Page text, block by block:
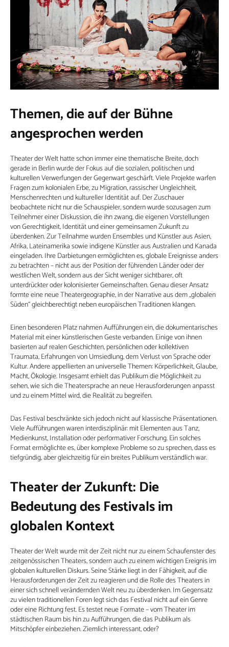
Themen, die auf der Bühne
angesprochen werden
Theater der Welt hatte schon immer eine thematische Breite, doch
gerade in Berlin wurde der Fokus auf die sozialen, politischen und
kulturellen Verwerfungen der Gegenwart geschärft. Viele Projekte warfen
Fragen zum kolonialen Erbe, zu Migration, rassischer Ungleichheit,
Menschenrechten und kultureller Identität auf. Der Zuschauer
beobachtete nicht nur die Schauspieler, sondern wurde sozusagen zum
Teilnehmer einer Diskussion, die ihn zwang, die eigenen Vorstellungen
von Gerechtigkeit, Identität und einer gemeinsamen Zukunft zu
überdenken. Zur Teilnahme wurden Ensembles und Künstler aus Asien,
Afrika, Lateinamerika sowie indigene Künstler aus Australien und Kanada
eingeladen. Ihre Darbietungen ermöglichten es, globale Ereignisse anders
zu betrachten – nicht aus der Position der führenden Länder oder der
westlichen Welt, sondern aus der Sicht weniger sichtbarer, oft
unterdrückter oder kolonisierter Gemeinschaften. Genau dieser Ansatz
formte eine neue Theatergeographie, in der Narrative aus dem „globalen
Süden“ gleichberechtigt neben europäischen Traditionen klangen.
Einen besonderen Platz nahmen Aufführungen ein, die dokumentarisches
Material mit einer künstlerischen Geste verbanden. Einige von ihnen
basierten auf realen Geschichten, persönlichen oder kollektiven
Traumata, Erfahrungen von Umsiedlung, dem Verlust von Sprache oder
Kultur. Andere appellierten an universelle Themen: Körperlichkeit, Glaube,
Macht, Ökologie. Insgesamt erhielt das Publikum die Möglichkeit zu
sehen, wie sich die Theatersprache an neue Herausforderungen anpasst
und zu einem Mittel wird, die Realität zu begreifen.
Das Festival beschränkte sich jedoch nicht auf klassische Präsentationen.
Viele Aufführungen waren interdisziplinär: mit Elementen aus Tanz,
Medienkunst, Installation oder performativer Forschung. Ein solches
Format ermöglichte es, über komplexe Probleme so zu sprechen, dass es
tiefgründig, aber gleichzeitig für ein breites Publikum verständlich war.
Theater der Zukunft: Die
Bedeutung des Festivals im
globalen Kontext
Theater der Welt wurde mit der Zeit nicht nur zu einem Schaufenster des
zeitgenössischen Theaters, sondern auch zu einem wichtigen Ereignis im
globalen kulturellen Diskurs. Seine Stärke liegt in der Fähigkeit, auf die
Herausforderungen der Zeit zu reagieren und die Rolle des Theaters in
einer sich schnell verändernden Welt neu zu überdenken. Im Gegensatz
zu vielen traditionellen Foren legt sich das Festival nicht auf ein Genre
oder eine Richtung fest. Es testet neue Formate – vom Theater im
städtischen Raum bis hin zu Aufführungen, die das Publikum als
Mitschöpfer einbeziehen. Ziemlich interessant, oder?